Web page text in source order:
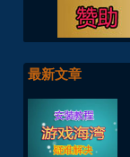
最新文章